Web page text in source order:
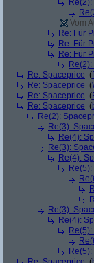
Vom
Re: Für
Re: Für
Re: Für
Re: Spaceprice (
Re: Spaceprice (
Re: Spaceprice (
Re: Spaceprice (
Re(2):
Re(3):
Re(4):
Re(3):
Re(4):
Re(3):
Re(4):